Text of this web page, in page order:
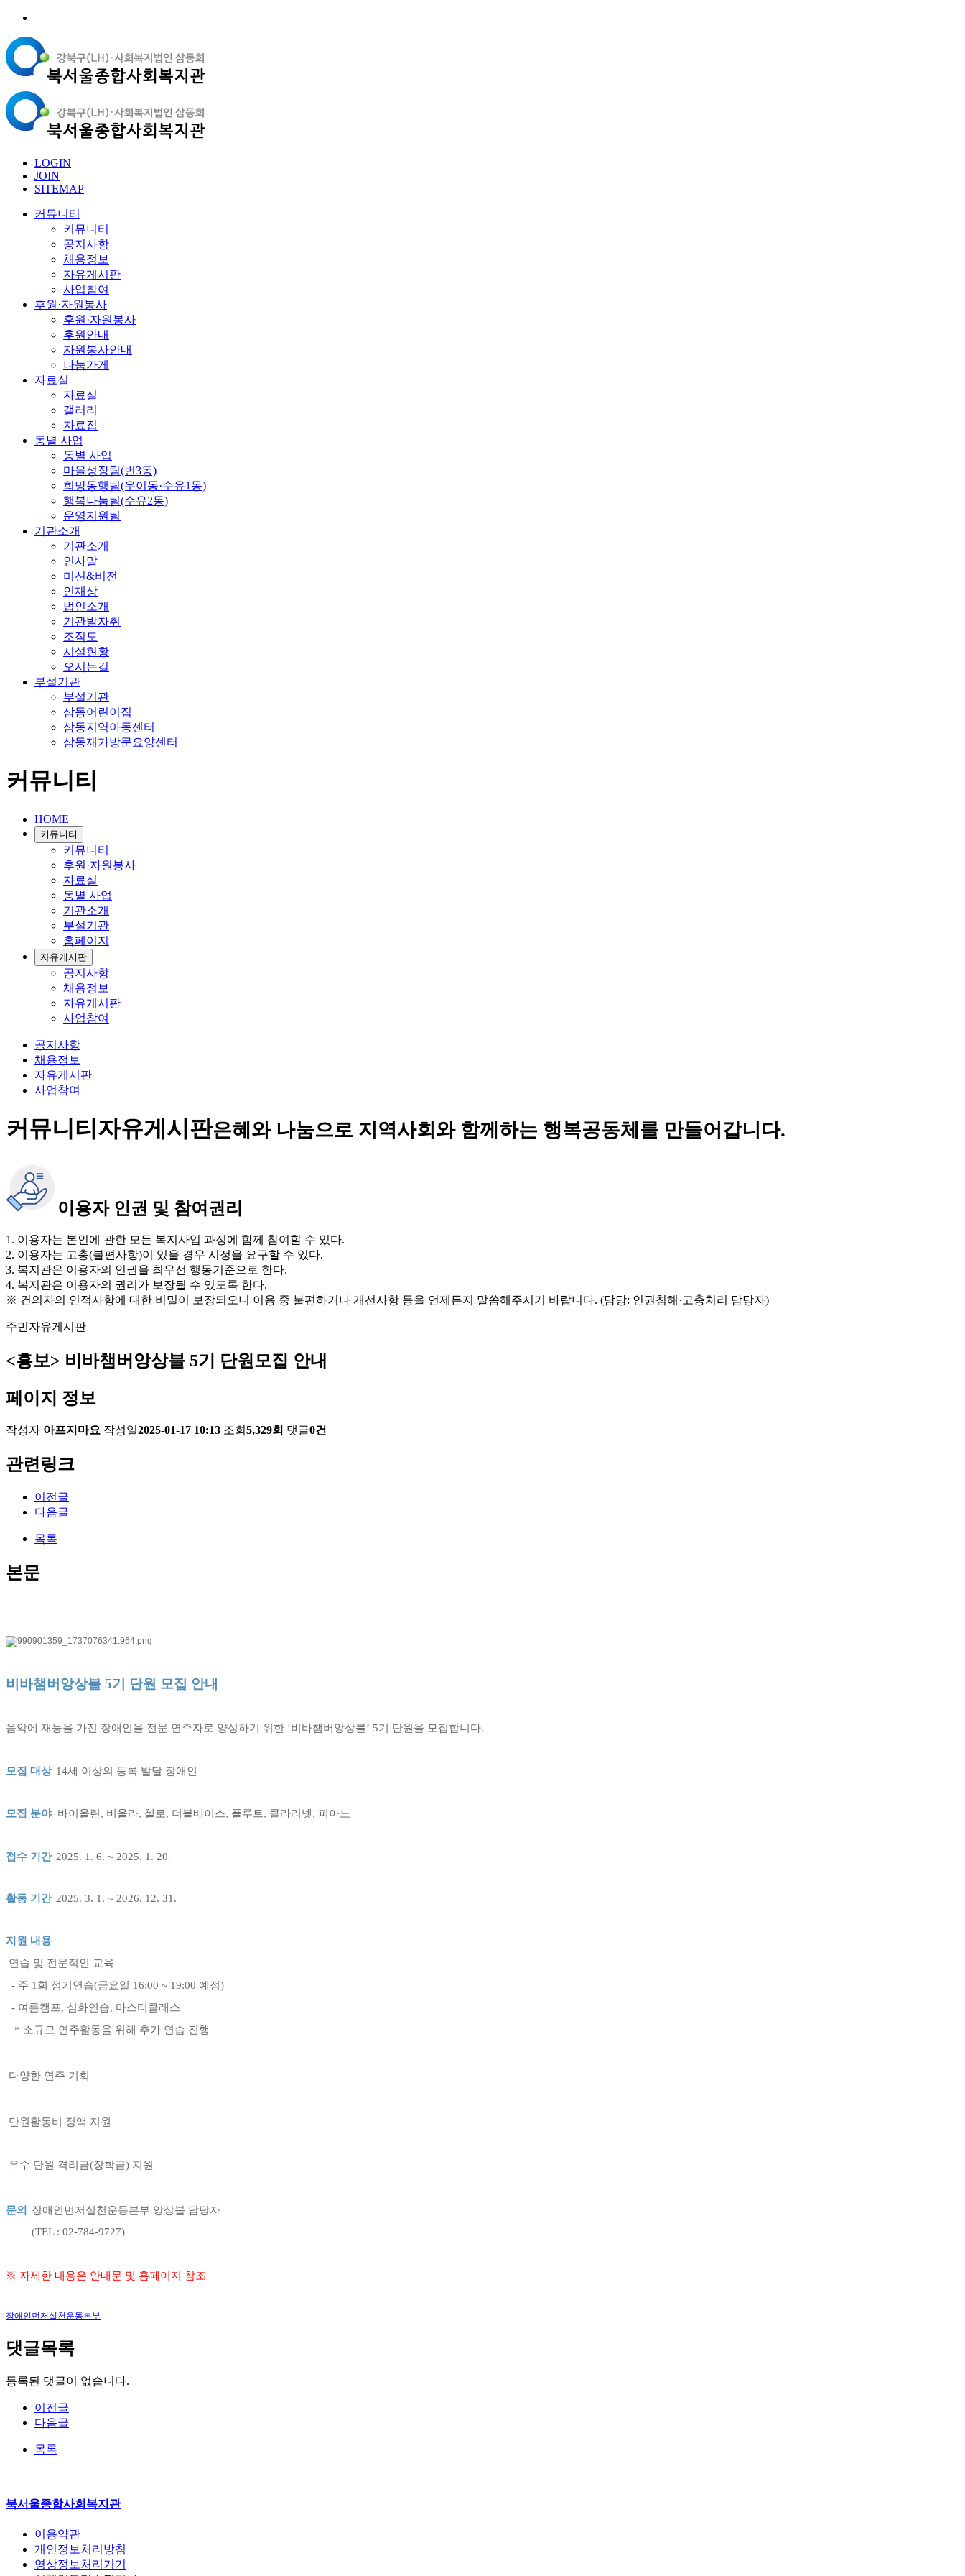
LOGIN
JOIN
SITEMAP
커뮤니티
커뮤니티
공지사항
채용정보
자유게시판
사업참여
후원·자원봉사
후원·자원봉사
후원안내
자원봉사안내
나눔가게
자료실
자료실
갤러리
자료집
동별 사업
동별 사업
마을성장팀(번3동)
희망동행팀(우이동·수유1동)
행복나눔팀(수유2동)
운영지원팀
기관소개
기관소개
인사말
미션&비전
인재상
법인소개
기관발자취
조직도
시설현황
오시는길
부설기관
부설기관
삼동어린이집
삼동지역아동센터
삼동재가방문요양센터
커뮤니티
HOME
커뮤니티
커뮤니티
후원·자원봉사
자료실
동별 사업
기관소개
부설기관
홈페이지
자유게시판
공지사항
채용정보
자유게시판
사업참여
공지사항
채용정보
자유게시판
사업참여
커뮤니티자유게시판은혜와 나눔으로 지역사회와 함께하는 행복공동체를 만들어갑니다.
이용자 인권 및 참여권리
1. 이용자는 본인에 관한 모든 복지사업 과정에 함께 참여할 수 있다.
2. 이용자는 고충(불편사항)이 있을 경우 시정을 요구할 수 있다.
3. 복지관은 이용자의 인권을 최우선 행동기준으로 한다.
4. 복지관은 이용자의 권리가 보장될 수 있도록 한다.
※ 건의자의 인적사항에 대한 비밀이 보장되오니 이용 중 불편하거나 개선사항 등을 언제든지 말씀해주시기 바랍니다. (담당: 인권침해·고충처리 담당자)
주민자유게시판
<홍보> 비바챔버앙상블 5기 단원모집 안내
페이지 정보
작성자 아프지마요 작성일2025-01-17 10:13 조회 5,329회 댓글0건
관련링크
이전글
다음글
목록
본문
비바챔버앙상블 5기 단원 모집 안내
음악에 재능을 가진 장애인을 전문 연주자로 양성하기 위한 ‘비바챔버앙상블’ 5기 단원을 모집합니다.
모집 대상 14세 이상의 등록 발달 장애인
모집 분야 바이올린, 비올라, 첼로, 더블베이스, 플루트, 클라리넷, 피아노
접수 기간 2025. 1. 6. ~ 2025. 1. 20.
활동 기간 2025. 3. 1. ~ 2026. 12. 31.
지원 내용
연습 및 전문적인 교육
- 주 1 회 정기연습(금요일 16:00 ~ 19:00 예정)
- 여름캠프, 심화연습, 마스터클래스
* 소규모 연주활동을 위해 추가 연습 진행
다양한 연주 기회
단원활동비 정액 지원
우수 단원 격려금(장학금) 지원
문의
장애인먼저실천운동본부 앙상블 담당자
(TEL : 02-784-9727)
※ 자세한 내용은 안내문 및 홈페이지 참조
장애인먼저실천운동본부
댓글목록
등록된 댓글이 없습니다.
이전글
다음글
목록
북서울종합사회복지관
이용약관
개인정보처리방침
영상정보처리기기